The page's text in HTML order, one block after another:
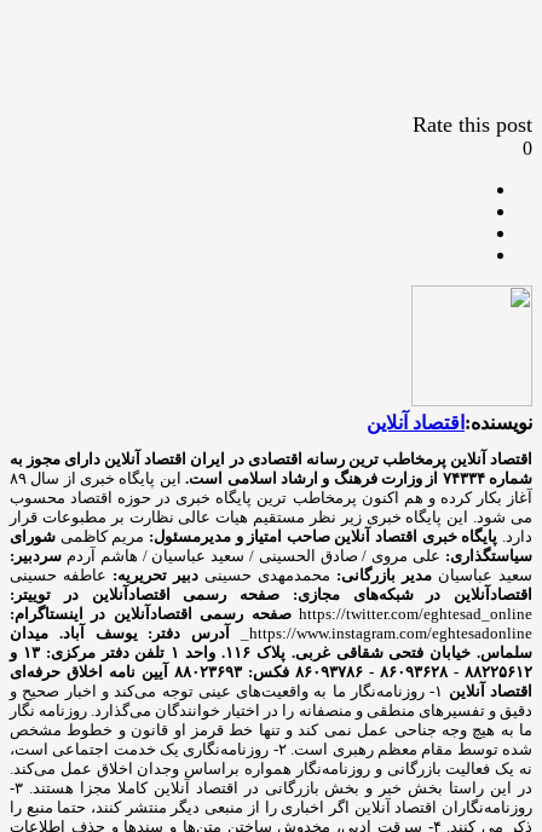
Rate this post
0
نویسنده: اقتصاد آنلاین
اقتصاد آنلاین پرمخاطب ترین رسانه اقتصادی در ایران اقتصاد آنلاین دارای مجوز به
شماره ۷۴۳۳۴ از وزارت فرهنگ و ارشاد اسلامی است.
این پایگاه خبری از سال ۸۹
آغاز بکار کرده و هم اکنون پرمخاطب ترین پایگاه خبری در حوزه اقتصاد محسوب
می شود. این پایگاه خبری زیر نظر مستقیم هیات عالی نظارت بر مطبوعات قرار
دارد. پایگاه خبری اقتصاد آنلاین صاحب امتیاز و مدیرمسئول: مریم کاظمی شورای
سیاستگذاری: علی مروی / صادق الحسینی / سعید عباسیان / هاشم آردم سردبیر:
سعید عباسیان مدیر بازرگانی: محمدمهدی حسینی دبیر تحریریه: عاطفه حسینی
اقتصادآنلاین در شبکه‌های مجازی:
صفحه رسمی اقتصادآنلاین در توییتر:
https://twitter.com/eghtesad_online صفحه رسمی اقتصادآنلاین در اینستاگرام:
https://www.instagram.com/eghtesadonline_
آدرس دفتر: یوسف آباد. میدان
سلماس. خیابان فتحی شقاقی غربی. پلاک ۱۱۶. واحد ۱
تلفن دفتر مرکزی: ۱۳ و
۸۸۲۲۵۶۱۲ - ۸۶۰۹۳۶۲۸ - ۸۶۰۹۳۷۸۶ فکس: ۸۸۰۲۳۶۹۳
آیین نامه اخلاق حرفه‌ای
اقتصاد آنلاین
۱- روزنامه‌نگار ما به واقعیت‌های عینی توجه می‌کند و اخبار صحیح و
دقیق و تفسیرهای منطقی و منصفانه را در اختیار خوانندگان می‌گذارد. روزنامه نگار
ما به هیچ وجه جناحی عمل نمی کند و تنها خط قرمز او قانون و خطوط مشخص
شده توسط مقام معظم رهبری است. ۲- روزنامه‌نگاری یک خدمت اجتماعی است،
نه یک فعالیت بازرگانی و روزنامه‌نگار همواره براساس وجدان اخلاق عمل می‌کند.
در این راستا بخش خبر و بخش بازرگانی در اقتصاد آنلاین کاملا مجزا هستند. ۳-
روزنامه‌نگاران اقتصاد آنلاین اگر اخباری را از منبعی دیگر منتشر کنند، حتما منبع را
ذکر می کنند. ۴- سرقت ادبی، مخدوش ساختن متن‌ها و سندها و حذف اطلاعات